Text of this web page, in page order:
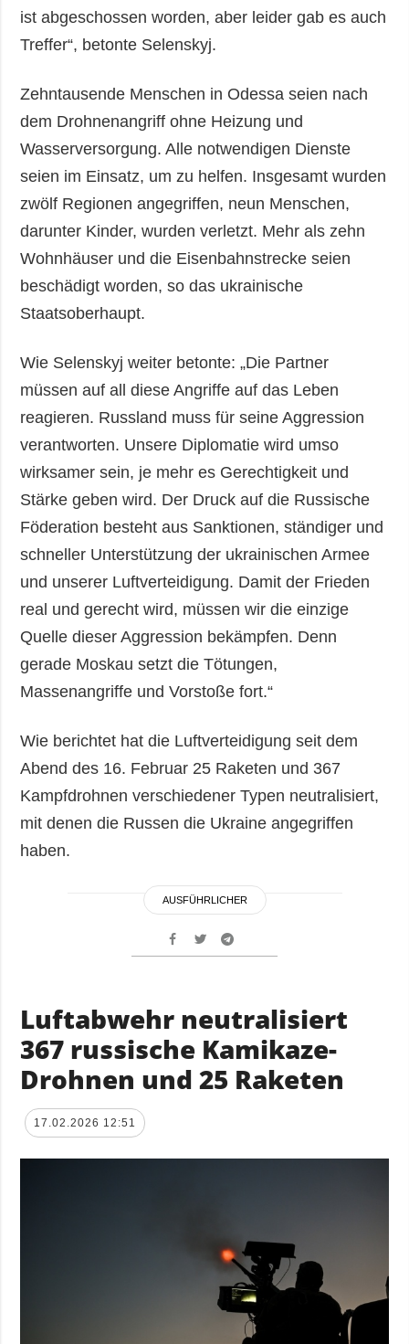
ist abgeschossen worden, aber leider gab es auch
Treffer“, betonte Selenskyj.
Zehntausende Menschen in Odessa seien nach
dem Drohnenangriff ohne Heizung und
Wasserversorgung. Alle notwendigen Dienste
seien im Einsatz, um zu helfen. Insgesamt wurden
zwölf Regionen angegriffen, neun Menschen,
darunter Kinder, wurden verletzt. Mehr als zehn
Wohnhäuser und die Eisenbahnstrecke seien
beschädigt worden, so das ukrainische
Staatsoberhaupt.
Wie Selenskyj weiter betonte: „Die Partner
müssen auf all diese Angriffe auf das Leben
reagieren. Russland muss für seine Aggression
verantworten. Unsere Diplomatie wird umso
wirksamer sein, je mehr es Gerechtigkeit und
Stärke geben wird. Der Druck auf die Russische
Föderation besteht aus Sanktionen, ständiger und
schneller Unterstützung der ukrainischen Armee
und unserer Luftverteidigung. Damit der Frieden
real und gerecht wird, müssen wir die einzige
Quelle dieser Aggression bekämpfen. Denn
gerade Moskau setzt die Tötungen,
Massenangriffe und Vorstoße fort.“
Wie berichtet hat die Luftverteidigung seit dem
Abend des 16. Februar 25 Raketen und 367
Kampfdrohnen verschiedener Typen neutralisiert,
mit denen die Russen die Ukraine angegriffen
haben.
AUSFÜHRLICHER
Luftabwehr neutralisiert
367 russische Kamikaze-
Drohnen und 25 Raketen
17.02.2026 12:51